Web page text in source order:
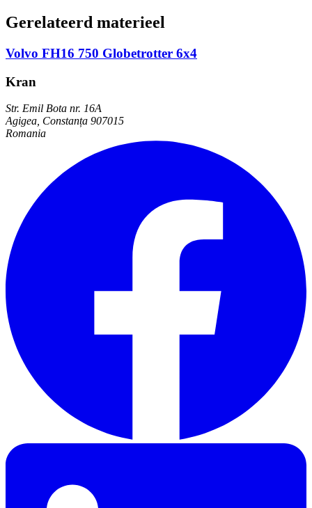
Gerelateerd materieel
Volvo FH16 750 Globetrotter 6x4
Kran
Str. Emil Bota nr. 16A
Agigea, Constanța 907015
Romania